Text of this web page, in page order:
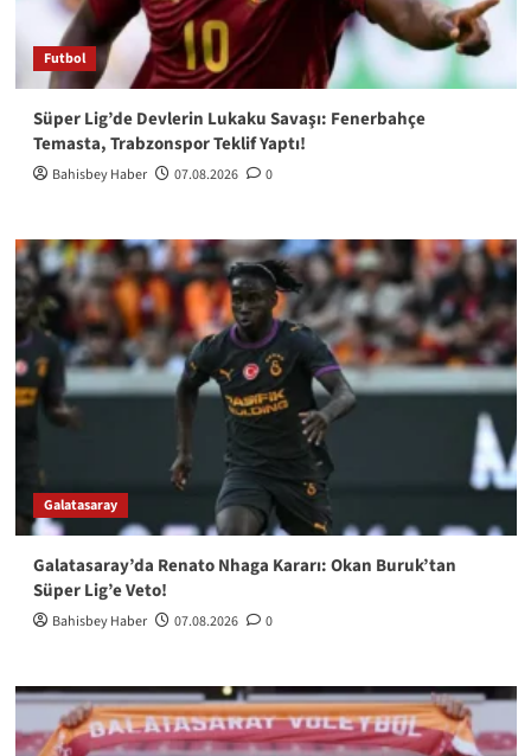
Futbol
Süper Lig’de Devlerin Lukaku Savaşı: Fenerbahçe
Temasta, Trabzonspor Teklif Yaptı!
Bahisbey Haber 07.08.2026 0
Galatasaray
Galatasaray’da Renato Nhaga Kararı: Okan Buruk’tan
Süper Lig’e Veto!
Bahisbey Haber 07.08.2026 0